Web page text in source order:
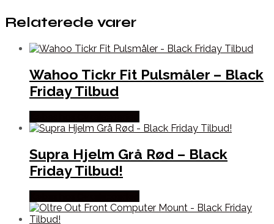
Relaterede varer
Wahoo Tickr Fit Pulsmåler – Black
Friday Tilbud
Supra Hjelm Grå Rød – Black
Friday Tilbud!